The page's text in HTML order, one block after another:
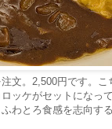
文。2,500円です。
ッケがセットになっ
わとろ食感を志向す